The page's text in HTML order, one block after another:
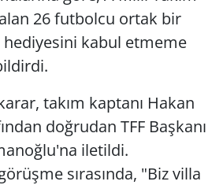
26 futbolcu ortak bir
kabul etmeme
takım kaptanı Hakan
doğrudan TFF Başkanı
iletildi.
sırasında, "Biz villa